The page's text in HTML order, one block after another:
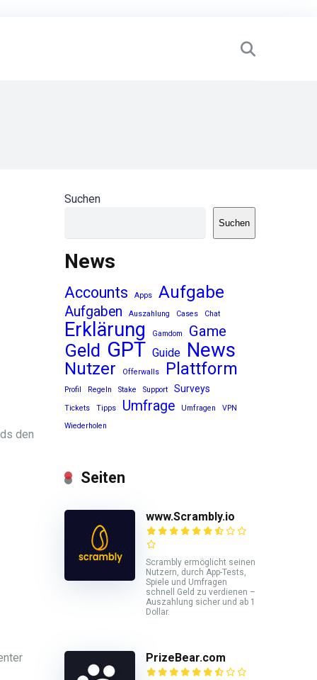
den
Suchen
Suchen
News
Accounts Apps Aufgabe
Aufgaben Auszahlung Cases Chat
Erklärung Gamdom Game
Geld GPT Guide News
Nutzer Offerwalls Plattform
Profil Regeln Stake Support Surveys
Tickets Tipps Umfrage Umfragen
VPN
Wiederholen
Seiten
www.Scrambly.io
Scrambly ermöglicht seinen
Nutzern, durch App-Tests,
Spiele und Umfragen
schnell Geld zu verdienen –
Auszahlung sicher und ab 1
Dollar.
PrizeBear.com